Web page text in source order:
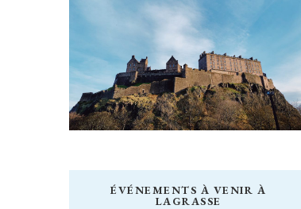
ÉVÉNEMENTS À VENIR À
LAGRASSE